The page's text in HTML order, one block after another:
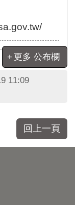
更多 公布欄
11:09
回上一頁